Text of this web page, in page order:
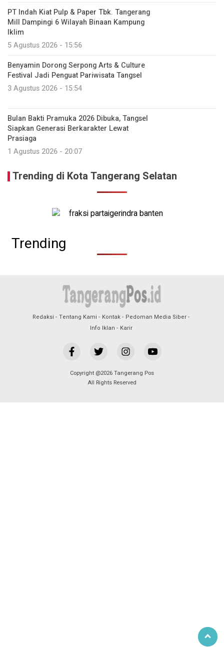
PT Indah Kiat Pulp & Paper Tbk. Tangerang
Mill Dampingi 6 Wilayah Binaan Kampung
Iklim
5 Agustus 2026 - 15:56
Benyamin Dorong Serpong Arts & Culture
Festival Jadi Penguat Pariwisata Tangsel
3 Agustus 2026 - 15:54
Bulan Bakti Pramuka 2026 Dibuka, Tangsel
Siapkan Generasi Berkarakter Lewat
Prasiaga
1 Agustus 2026 - 20:07
Trending di Kota Tangerang Selatan
Trending
Redaksi Tentang Kami Kontak
Pedoman Media Siber
Info Iklan
Karir
Copyright @2026 Tangerang Pos
All Rights Reserved